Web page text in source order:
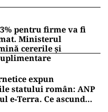
pentru firme va fi
Ministerul
cererile și
expun
statului român: ANP
e‑Terra. Ce ascund